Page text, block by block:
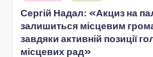
Сергій Надал: «Акциз на
залишиться місцевим
завдяки активній позиції
місцевих рад»